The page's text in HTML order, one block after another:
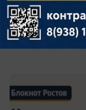
почему новый
гарантирует и
может